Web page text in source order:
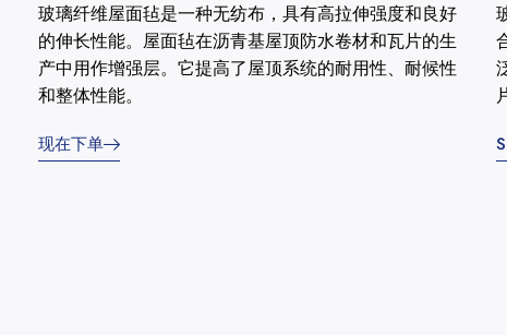
玻璃纤维屋面毡是一种无纺布，具有高拉伸强度和良好
的伸长性能。屋面毡在沥青基屋顶防水卷材和瓦片的生
产中用作增强层。它提高了屋顶系统的耐用性、耐候性
和整体性能。
现在下单